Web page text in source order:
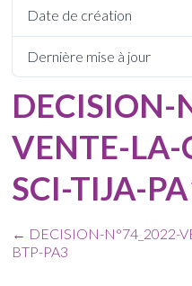
Date de création
Dernière mise à jour
DECISION-
VENTE-LA-
SCI-TIJA-
← DECISION-N°74_2022-
BTP-PA3